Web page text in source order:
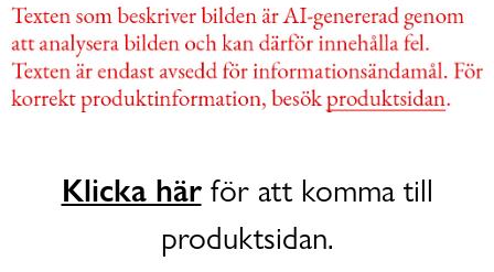
Klicka härför att komma till
produktsidan.